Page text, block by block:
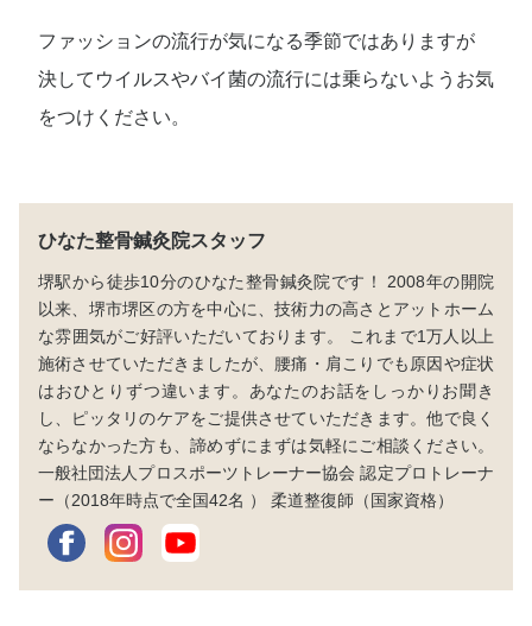
ファッションの流行が気になる季節ではありますが
決してウイルスやバイ菌の流行には乗らないようお気
をつけください。
ひなた整骨鍼灸院スタッフ
堺駅から徒歩10分のひなた整骨鍼灸院です！ 2008年の開院
以来、堺市堺区の方を中心に、技術力の高さとアットホーム
な雰囲気がご好評いただいております。 これまで1万人以上
施術させていただきましたが、腰痛・肩こりでも原因や症状
はおひとりずつ違います。あなたのお話をしっかりお聞き
し、ピッタリのケアをご提供させていただきます。他で良く
ならなかった方も、諦めずにまずは気軽にご相談ください。
一般社団法人プロスポーツトレーナー協会 認定プロトレーナ
ー（2018年時点で全国42名 ） 柔道整復師（国家資格）